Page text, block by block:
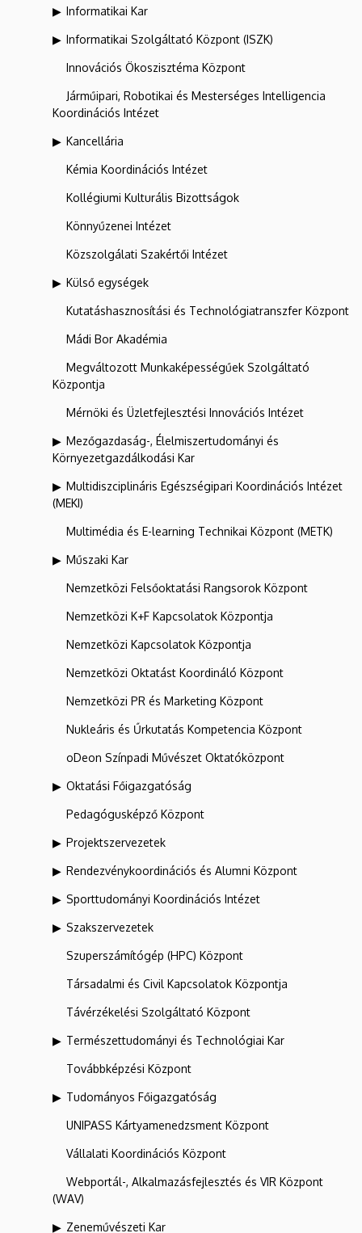
Informatikai Kar
Informatikai Szolgáltató Központ (ISZK)
Innovációs Ökoszisztéma Központ
Járműipari, Robotikai és Mesterséges Intelligencia
Koordinációs Intézet
Kancellária
Kémia Koordinációs Intézet
Kollégiumi Kulturális Bizottságok
Könnyűzenei Intézet
Közszolgálati Szakértői Intézet
Külső egységek
Kutatáshasznosítási és Technológiatranszfer Központ
Mádi Bor Akadémia
Megváltozott Munkaképességűek Szolgáltató
Központja
Mérnöki és Üzletfejlesztési Innovációs Intézet
Mezőgazdaság-, Élelmiszertudományi és
Környezetgazdálkodási Kar
Multidiszciplináris Egészségipari Koordinációs Intézet
(MEKI)
Multimédia és E-learning Technikai Központ (METK)
Műszaki Kar
Nemzetközi Felsőoktatási Rangsorok Központ
Nemzetközi K+F Kapcsolatok Központja
Nemzetközi Kapcsolatok Központja
Nemzetközi Oktatást Koordináló Központ
Nemzetközi PR és Marketing Központ
Nukleáris és Űrkutatás Kompetencia Központ
oDeon Színpadi Művészet Oktatóközpont
Oktatási Főigazgatóság
Pedagógusképző Központ
Projektszervezetek
Rendezvénykoordinációs és Alumni Központ
Sporttudományi Koordinációs Intézet
Szakszervezetek
Szuperszámítógép (HPC) Központ
Társadalmi és Civil Kapcsolatok Központja
Távérzékelési Szolgáltató Központ
Természettudományi és Technológiai Kar
Továbbképzési Központ
Tudományos Főigazgatóság
UNIPASS Kártyamenedzsment Központ
Vállalati Koordinációs Központ
Webportál-, Alkalmazásfejlesztés és VIR Központ
(WAV)
Zeneművészeti Kar